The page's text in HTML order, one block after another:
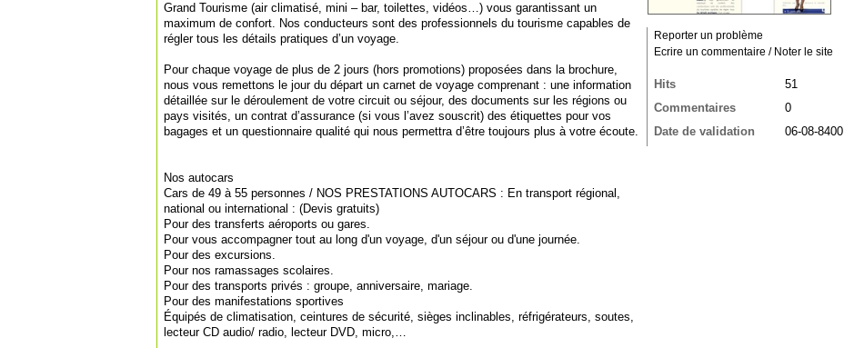
Grand Tourisme (air climatisé, mini – bar, toilettes, vidéos…) vous garantissant un
maximum de confort. Nos conducteurs sont des professionnels du tourisme capables de
régler tous les détails pratiques d’un voyage.
Pour chaque voyage de plus de 2 jours (hors promotions) proposées dans la brochure,
nous vous remettons le jour du départ un carnet de voyage comprenant : une information
détaillée sur le déroulement de votre circuit ou séjour, des documents sur les régions ou
pays visités, un contrat d’assurance (si vous l’avez souscrit) des étiquettes pour vos
bagages et un questionnaire qualité qui nous permettra d’être toujours plus à votre écoute.
Nos autocars
Cars de 49 à 55 personnes / NOS PRESTATIONS AUTOCARS : En transport régional,
national ou international : (Devis gratuits)
Pour des transferts aéroports ou gares.
Pour vous accompagner tout au long d'un voyage, d'un séjour ou d'une journée.
Pour des excursions.
Pour nos ramassages scolaires.
Pour des transports privés : groupe, anniversaire, mariage.
Pour des manifestations sportives
Équipés de climatisation, ceintures de sécurité, sièges inclinables, réfrigérateurs, soutes,
lecteur CD audio/ radio, lecteur DVD, micro,…
Reporter un problème
Ecrire un commentaire / Noter le site
Hits
51
Commentaires
0
Date de validation
06-08-8400